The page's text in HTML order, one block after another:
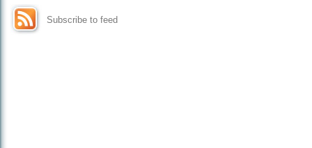
Subscribe to feed